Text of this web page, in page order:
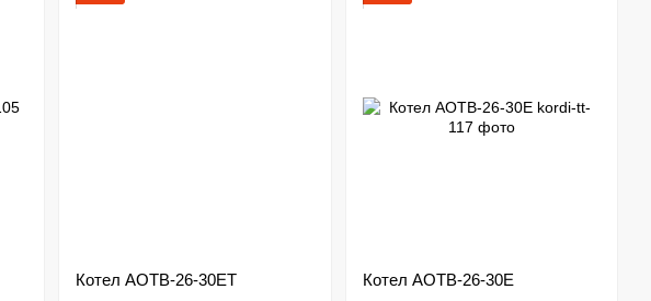
Котел АОТВ-26-30ЕТ Котел АОТВ-26-30Е